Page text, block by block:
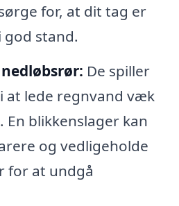
for, at dit tag er
stand.
De spiller
at lede regnvand væk
blikkenslager kan
og vedligeholde
for at undgå